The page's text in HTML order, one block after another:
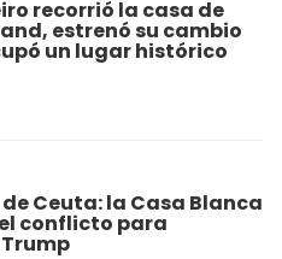
recorrió la casa de
estrenó su cambio
un lugar histórico
Ceuta: la Casa Blanca
conflicto para